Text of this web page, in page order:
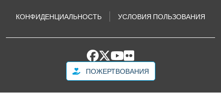
КОНФИДЕНЦИАЛЬНОСТЬ УСЛОВИЯ ПОЛЬЗОВАНИЯ
ПОЖЕРТВОВАНИЯ